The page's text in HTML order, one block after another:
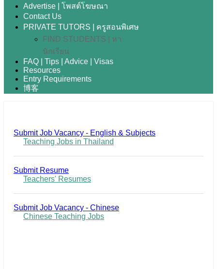
Advertise | โพสต์โฆษณา
Contact Us
PRIVATE TUTORS | ครูสอนพิเศษ
FIND STUDENTS | หา
นักเรียน
FAQ | Tips | Advice | Visas
Resources
Entry Requirements
博客
Submit Job Vacancy - English & Subjects
Teaching Jobs in Thailand
Submit Resume
Teachers' Resumes
Submit Job Vacancy - Chinese
Chinese Teaching Jobs